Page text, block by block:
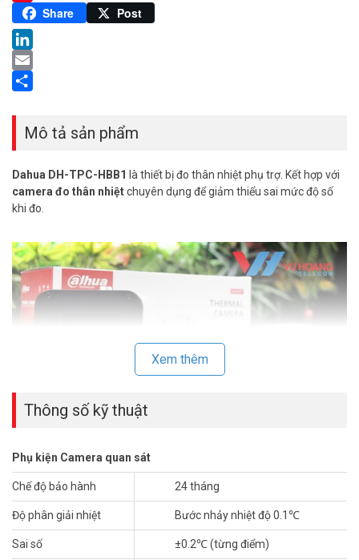
Pinterest
Share Post
LinkedIn
Email
Mô tả sản phẩm
Dahua DH-TPC-HBB1 là thiết bị đo thân nhiệt phụ trợ. Kết hợp với
camera đo thân nhiệtchuyên dụng để giảm thiểu sai mức độ số
khi đo.
Thông số kỹ thuật thiết bị đo thân nhiệt phụ
trợ blackbody Dahua DH-TPC-HBB1
– Nhiệt độ hoạc động 40℃, (nhiệt độ môi trường +5.0℃ ~ 50.0℃)
– Độ phân giải nhiệt: (bước nhảy nhiệt độ) 0.1℃
Xem thêm
Thông số kỹ thuật
Phụ kiện Camera quan sát
Chế độ bảo hành 24 tháng
Độ phân giải nhiệt Bước nhảy nhiệt độ 0.1℃
Sai số ±0.2℃ (từng điểm)